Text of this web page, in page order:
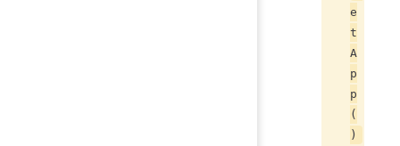
e
t
A
p
p
(
)